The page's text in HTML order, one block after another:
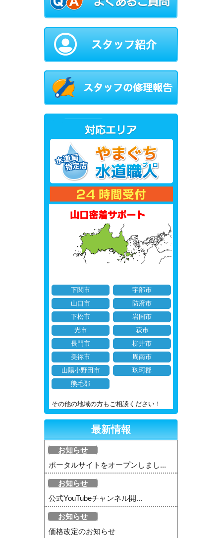
下関市
宇部市
山口市
防府市
下松市
岩国市
光市
萩市
長門市
柳井市
美祢市
周南市
山陽小野田市
玖珂郡
熊毛郡
その他の地域の方もご相談ください！
最新情報
お知らせ
ポータルサイトをオープンしまし...
お知らせ
公式YouTubeチャンネル開...
お知らせ
価格改定のお知らせ